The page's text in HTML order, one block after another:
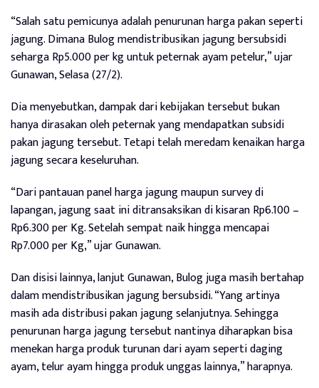
“Salah satu pemicunya adalah penurunan harga pakan seperti
jagung. Dimana Bulog mendistribusikan jagung bersubsidi
seharga Rp5.000 per kg untuk peternak ayam petelur,” ujar
Gunawan, Selasa (27/2).
Dia menyebutkan, dampak dari kebijakan tersebut bukan
hanya dirasakan oleh peternak yang mendapatkan subsidi
pakan jagung tersebut. Tetapi telah meredam kenaikan harga
jagung secara keseluruhan.
“Dari pantauan panel harga jagung maupun survey di
lapangan, jagung saat ini ditransaksikan di kisaran Rp6.100 –
Rp6.300 per Kg. Setelah sempat naik hingga mencapai
Rp7.000 per Kg,” ujar Gunawan.
Dan disisi lainnya, lanjut Gunawan, Bulog juga masih bertahap
dalam mendistribusikan jagung bersubsidi. “Yang artinya
masih ada distribusi pakan jagung selanjutnya. Sehingga
penurunan harga jagung tersebut nantinya diharapkan bisa
menekan harga produk turunan dari ayam seperti daging
ayam, telur ayam hingga produk unggas lainnya,” harapnya.